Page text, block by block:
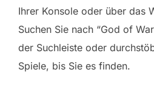
Ihrer Konsole oder über das
Suchen Sie nach “God of
der Suchleiste oder
Spiele, bis Sie es finden.